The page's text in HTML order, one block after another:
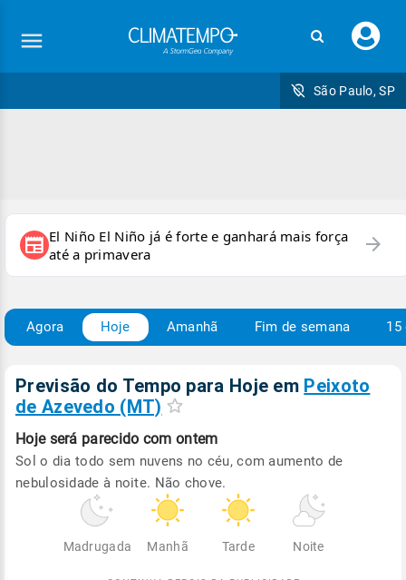
seu
São Paulo, SP
newspaper El Niño El Niño já é forte e ganhará mais força
até a primavera
arrow_forward
Agora Hoje Amanhã Fim de semana 15
Previsão do Tempo para Hoje em Peixoto
de Azevedo (MT)
Hoje será parecido com ontem
Sol o dia todo sem nuvens no céu, com aumento de
nebulosidade à noite. Não chove.
Madrugada Manhã Tarde Noite